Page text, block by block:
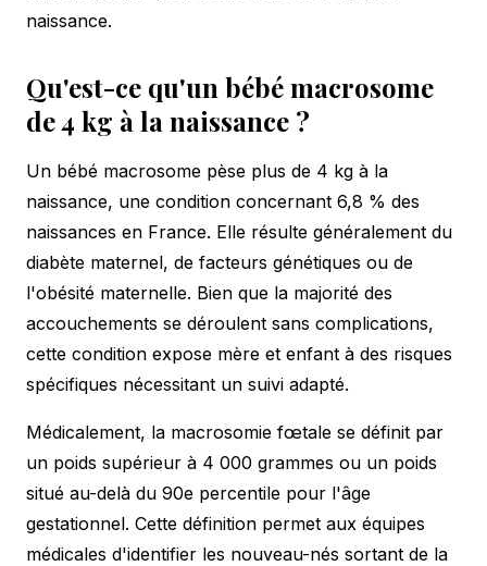
naissance.
Qu'est-ce qu'un bébé macrosome
de 4 kg à la naissance ?
Un bébé macrosome pèse plus de 4 kg à la
naissance, une condition concernant 6,8 % des
naissances en France. Elle résulte généralement du
diabète maternel, de facteurs génétiques ou de
l'obésité maternelle. Bien que la majorité des
accouchements se déroulent sans complications,
cette condition expose mère et enfant à des risques
spécifiques nécessitant un suivi adapté.
Médicalement, la macrosomie fœtale se définit par
un poids supérieur à 4 000 grammes ou un poids
situé au-delà du 90e percentile pour l'âge
gestationnel. Cette définition permet aux équipes
médicales d'identifier les nouveau-nés sortant de la